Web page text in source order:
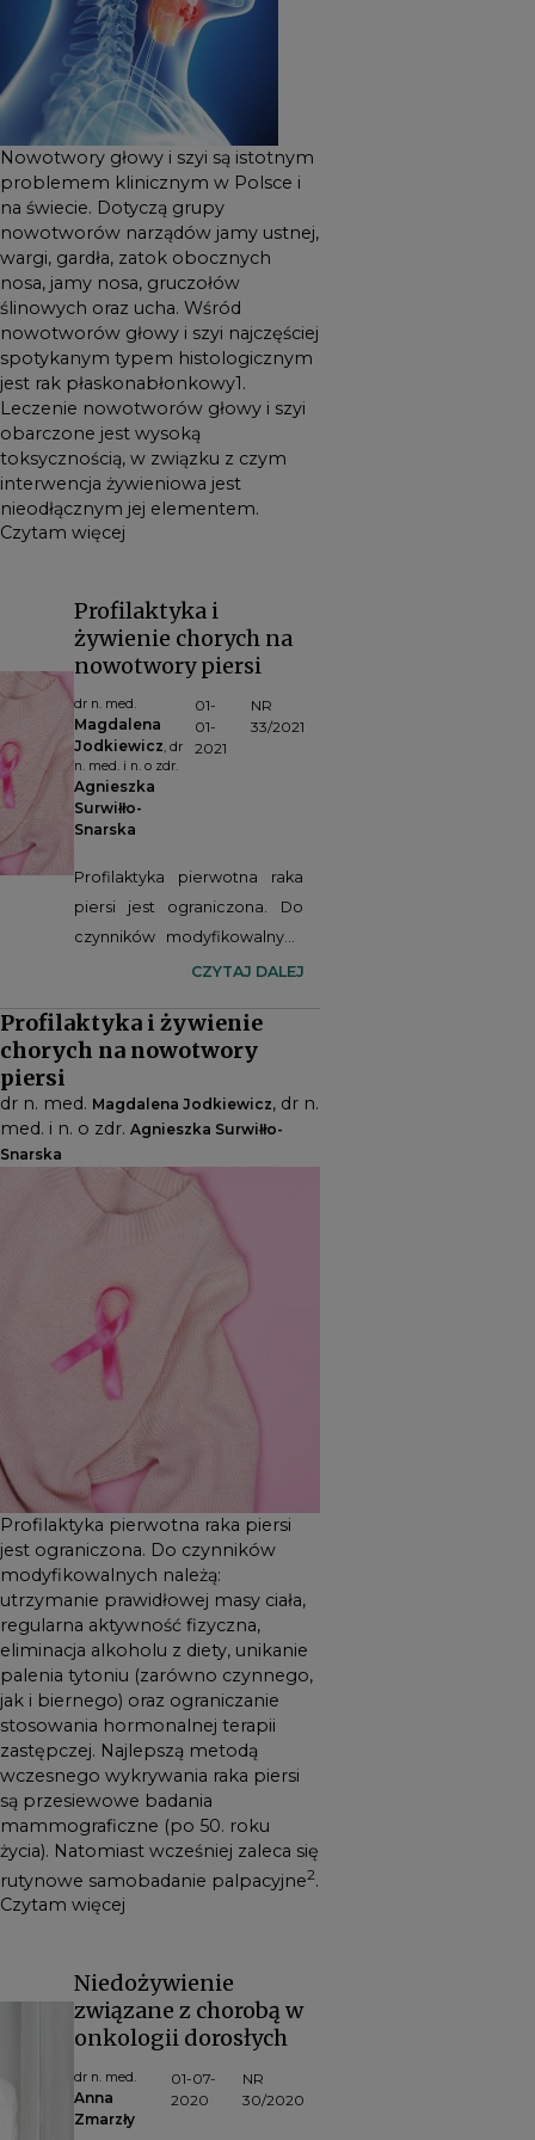
żywieniowa jest
nieodłącznym jej
elementem.
Nowotwory głowy i szyi są istotnym
problemem klinicznym w Polsce i
na świecie. Dotyczą grupy
nowotworów narządów jamy ustnej,
wargi, gardła, zatok obocznych
nosa, jamy nosa, gruczołów
ślinowych oraz ucha. Wśród
nowotworów głowy i szyi najczęściej
spotykanym typem histologicznym
jest rak płaskonabłonkowy1.
Leczenie nowotworów głowy i szyi
obarczone jest wysoką
toksycznością, w związku z czym
interwencja żywieniowa jest
nieodłącznym jej elementem.
Czytam więcej
Profilaktyka i
żywienie chorych na
nowotwory piersi
dr n. med.
Magdalena
Jodkiewicz, dr
n. med. i n. o zdr.
Agnieszka
Surwiłło-
Snarska
01-
01-
2021
NR
33/2021
Profilaktyka pierwotna raka
piersi jest ograniczona. Do
czynników modyfikowalnych
należą: utrzymanie
regularna aktywność
fizyczna, eliminacja alkoholu
tytoniu (zarówno czynnego,
ograniczanie stosowania
hormonalnej terapii
wczesnego wykrywania raka
piersi są przesiewowe
badania mammograficzne
(po 50. roku życia). Natomiast
wcześniej zaleca się
palpacyjne
CZYTAJ DALEJ
Profilaktyka i żywienie
chorych na nowotwory
piersi
dr n. med. Magdalena Jodkiewicz, dr n.
med. i n. o zdr. Agnieszka Surwiłło-
Snarska
Profilaktyka pierwotna raka piersi
jest ograniczona. Do czynników
modyfikowalnych należą:
utrzymanie prawidłowej masy ciała,
regularna aktywność fizyczna,
eliminacja alkoholu z diety, unikanie
palenia tytoniu (zarówno czynnego,
jak i biernego) oraz ograniczanie
stosowania hormonalnej terapii
zastępczej. Najlepszą metodą
wczesnego wykrywania raka piersi
są przesiewowe badania
mammograficzne (po 50. roku
życia). Natomiast wcześniej zaleca się
rutynowe samobadanie palpacyjne2.
Czytam więcej
Niedożywienie
związane z chorobą w
onkologii dorosłych
dr n. med.
Anna
Zmarzły
01-07-
2020
NR
30/2020